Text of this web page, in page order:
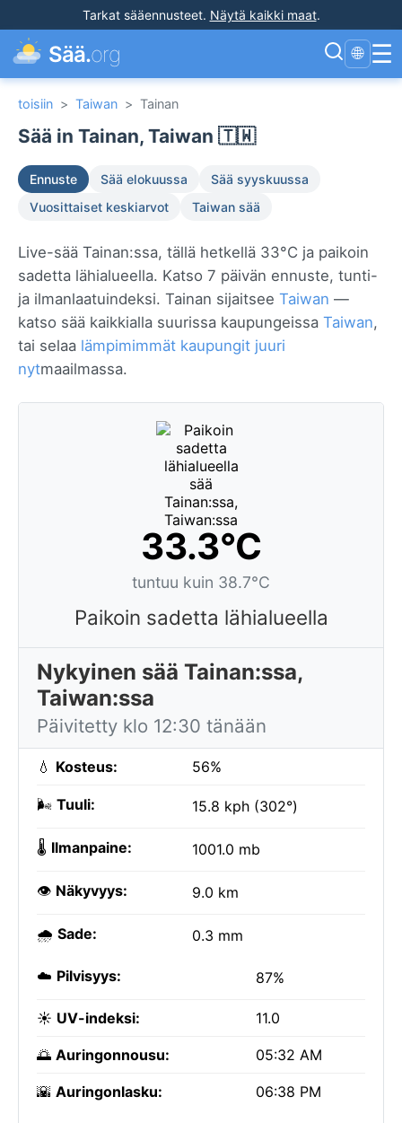
Tarkat sääennusteet. Näytä kaikki maat.
Sää.org 🌐 ☰
toisiin > Taiwan > Tainan
Sää in Tainan, Taiwan 🇹🇼
Ennuste Sää elokuussa
Sää syyskuussa
Vuosittaiset keskiarvot
Taiwan sää
Live-sää Tainan:ssa, tällä hetkellä 33°C ja paikoin
sadetta lähialueella. Katso 7 päivän ennuste, tunti-
ja ilmanlaatuindeksi. Tainan sijaitsee Taiwan —
katso sää kaikkialla suurissa kaupungeissa Taiwan,
tai selaa lämpimimmät kaupungit juuri
nytmaailmassa.
33.3°C
tuntuu kuin 38.7°C
Paikoin sadetta lähialueella
Nykyinen sää Tainan:ssa,
Taiwan:ssa
Päivitetty klo 12:30 tänään
💧 Kosteus: 56%
🌬️ Tuuli: 15.8 kph (302°)
🌡️ Ilmanpaine: 1001.0 mb
👁️ Näkyvyys: 9.0 km
🌧️ Sade: 0.3 mm
☁️ Pilvisyys: 87%
☀️ UV-indeksi: 11.0
🌅 Auringonnousu: 05:32 AM
🌇 Auringonlasku: 06:38 PM